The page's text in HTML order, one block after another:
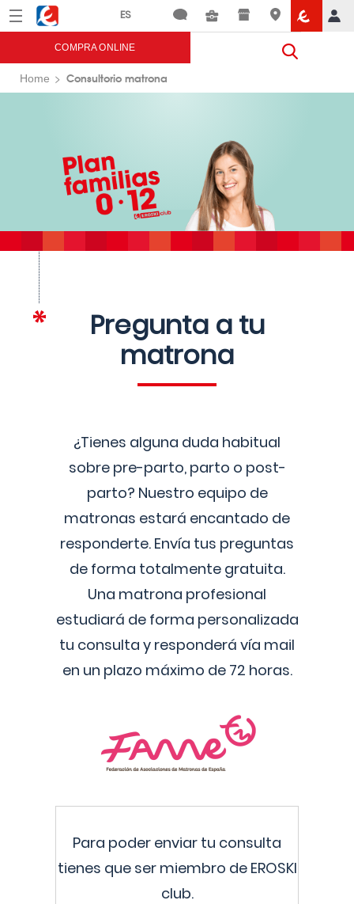
Menú Eroski
COMPRA ONLINE
Home Consultorio matrona
Pregunta a tu
matrona
¿Tienes alguna duda habitual
sobre pre-parto, parto o post-
parto? Nuestro equipo de
matronas estará encantado de
responderte. Envía tus preguntas
de forma totalmente gratuita.
Una matrona profesional
estudiará de forma personalizada
tu consulta y responderá vía mail
en un plazo máximo de 72 horas.
Para poder enviar tu consulta
tienes que ser miembro de EROSKI
club.